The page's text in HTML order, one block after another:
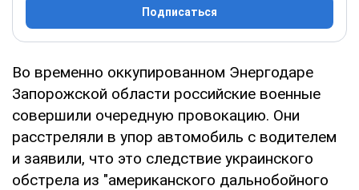
Подписаться
Во временно оккупированном Энергодаре
Запорожской области российские военные
совершили очередную провокацию. Они
расстреляли в упор автомобиль с водителем
и заявили, что это следствие украинского
обстрела из "американского дальнобойного